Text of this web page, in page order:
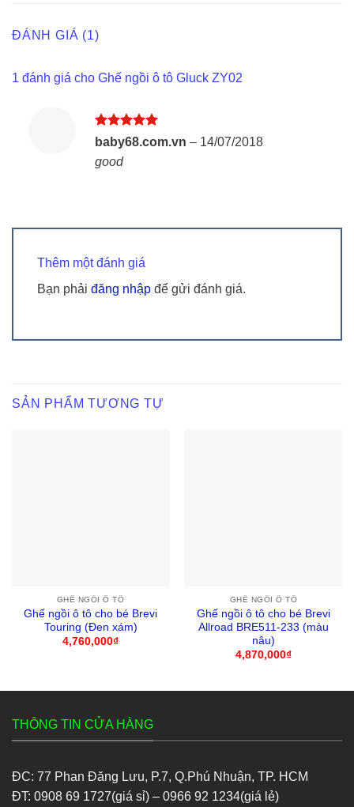
ĐÁNH GIÁ (1)
1 đánh giá cho Ghế ngồi ô tô Gluck ZY02
Được xếp
hạng 5 5
sao
baby68.com.vn – 14/07/2018
good
Thêm một đánh giá
Bạn phải đăng nhập để gửi đánh giá.
SẢN PHẨM TƯƠNG TỰ
GHẾ NGỒI Ô TÔ
Ghế ngồi ô tô cho bé Brevi
Touring (Đen xám)
4,760,000₫
GHẾ NGỒI Ô TÔ
Ghế ngồi ô tô cho bé Brevi
Allroad BRE511-233 (màu
nâu)
4,870,000₫
THÔNG TIN CỬA HÀNG
ĐC: 77 Phan Đăng Lưu, P.7, Q.Phú Nhuận, TP. HCM
ĐT: 0908 69 1727(giá sỉ) – 0966 92 1234(giá lẻ)